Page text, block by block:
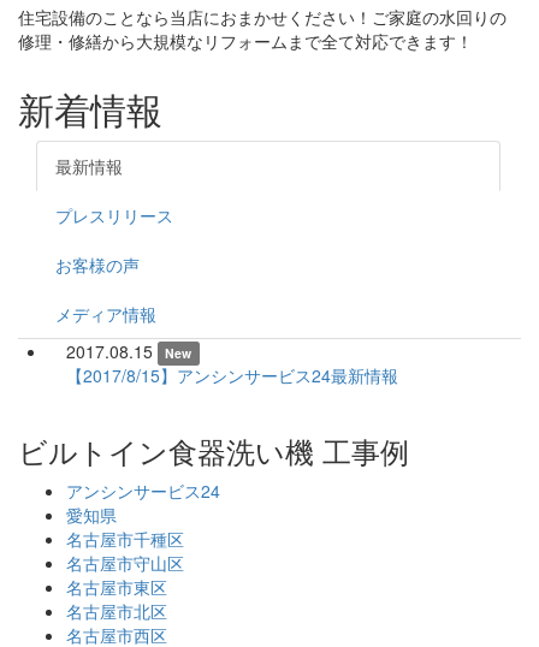
住宅設備のことなら当店におまかせください！ご家庭の水回りの
修理・修繕から大規模なリフォームまで全て対応できます！
新着情報
最新情報
プレスリリース
お客様の声
メディア情報
2017.08.15
New
【2017/8/15】アンシンサービス24最新情報
ビルトイン食器洗い機 工事例
アンシンサービス24
愛知県
名古屋市千種区
名古屋市守山区
名古屋市東区
名古屋市北区
名古屋市西区